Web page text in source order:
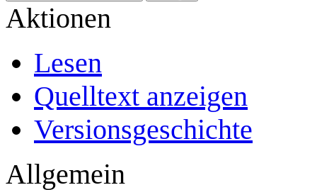
Aktionen
Lesen
Quelltext anzeigen
Versionsgeschichte
Allgemein